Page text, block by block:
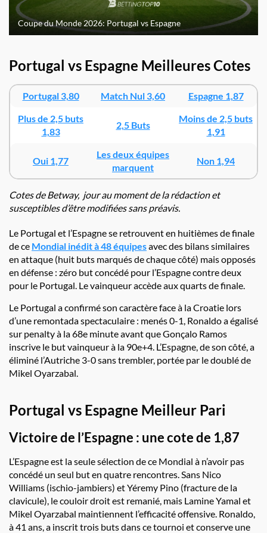
Coupe du Monde 2026: Portugal vs Espagne
Portugal vs Espagne Meilleures Cotes
Portugal 3,80 Match Nul 3,60
Espagne 1,87
Plus de 2,5 buts
1,83
2,5 Buts
Moins de 2,5 buts
1,91
Oui 1,77
Les deux équipes
marquent
Non 1,94
Cotes deBetway, jour au moment de la rédaction et
susceptibles d’être modifiées sans préavis.
Le Portugal et l’Espagne se retrouvent en huitièmes de finale
de ce Mondial inédit à 48 équipesavec des bilans similaires
en attaque (huit buts marqués de chaque côté) mais opposés
en défense : zéro but concédé pour l’Espagne contre deux
pour le Portugal. Le vainqueur accède aux quarts de finale.
Le Portugal a confirmé son caractère face à la Croatie lors
d’une remontada spectaculaire : menés 0-1, Ronaldo a égalisé
sur penalty à la 68e minute avant que Gonçalo Ramos
inscrive le but vainqueur à la 90e+4. L’Espagne, de son côté, a
éliminé l’Autriche 3-0 sans trembler, portée par le doublé de
Mikel Oyarzabal.
Portugal vs Espagne Meilleur Pari
Victoire de l’Espagne : une cote de 1,87
L’Espagne est la seule sélection de ce Mondial à n’avoir pas
concédé un seul but en quatre rencontres. Sans Nico
Williams (ischio-jambiers) et Yéremy Pino (fracture de la
clavicule), le couloir droit est remanié, mais Lamine Yamal et
Mikel Oyarzabal maintiennent l’efficacité offensive. Ronaldo,
à 41 ans, a inscrit trois buts dans ce tournoi et conserve une